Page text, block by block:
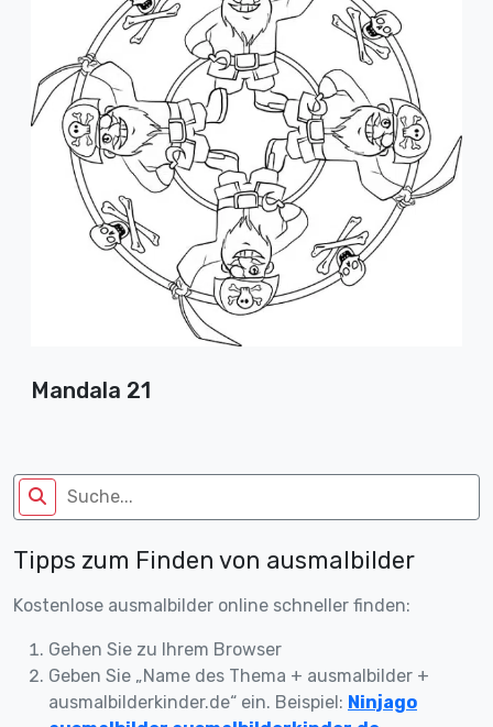
Mandala 21
Tipps zum Finden von ausmalbilder
Kostenlose ausmalbilder online schneller finden:
Gehen Sie zu Ihrem Browser
Geben Sie „Name des Thema + ausmalbilder +
ausmalbilderkinder.de“ ein. Beispiel: Ninjago